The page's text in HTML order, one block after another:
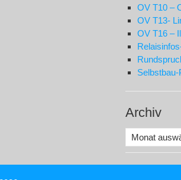
OV T10 –
OV T13-
OV T16 –
Archiv
Archiv